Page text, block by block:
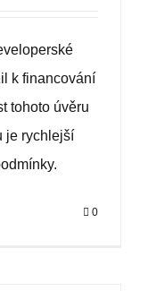
k financování
tohoto úvěru
je rychlejší
0